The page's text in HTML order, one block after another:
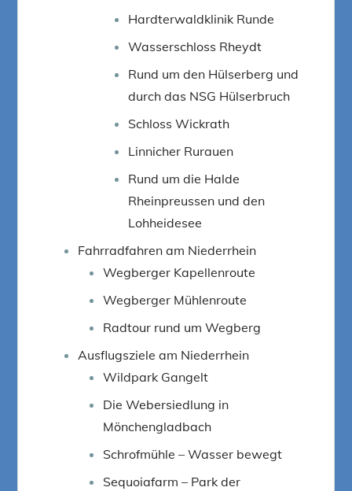
Hardterwaldklinik Runde
Wasserschloss Rheydt
Rund um den Hülserberg und
durch das NSG Hülserbruch
Schloss Wickrath
Linnicher Rurauen
Rund um die Halde
Rheinpreussen und den
Lohheidesee
Fahrradfahren am Niederrhein
Wegberger Kapellenroute
Wegberger Mühlenroute
Radtour rund um Wegberg
Ausflugsziele am Niederrhein
Wildpark Gangelt
Die Webersiedlung in
Mönchengladbach
Schrofmühle – Wasser bewegt
Sequoiafarm – Park der